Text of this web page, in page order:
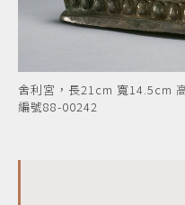
舍利宮，長21cm 寬14.5cm
編號88-00242